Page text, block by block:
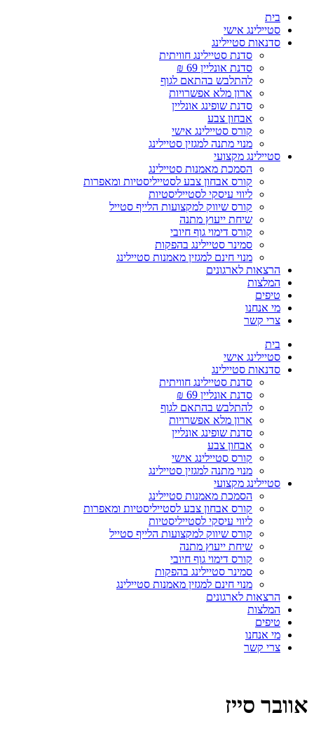
Skip
content
בית
סטיילינג אישי
סדנאות סטיילינג
סדנת סטיילינג חוויתית
סדנת אונליין 69 ₪
להתלבש בהתאם לגוף
ארון מלא אפשרויות
סדנת שופינג אונליין
אבחון צבע
קורס סטיילינג אישי
מנוי מתנה למגזין סטיילינג
סטיילינג מקצועי
הסמכת מאמנות סטיילינג
קורס אבחון צבע לסטייליסטיות ומאפרות
ליווי עיסקי לסטייליסטיות
קורס שיווק למקצועות הלייף סטייל
שיחת ייעוץ מתנה
קורס דימוי גוף חיובי
סמינר סטיילינג בהפקות
מנוי חינם למגזין מאמנות סטיילינג
הרצאות לארגונים
המלצות
טיפים
מי אנחנו
צרי קשר
בית
סטיילינג אישי
סדנאות סטיילינג
סדנת סטיילינג חוויתית
סדנת אונליין 69 ₪
להתלבש בהתאם לגוף
ארון מלא אפשרויות
סדנת שופינג אונליין
אבחון צבע
קורס סטיילינג אישי
מנוי מתנה למגזין סטיילינג
סטיילינג מקצועי
הסמכת מאמנות סטיילינג
קורס אבחון צבע לסטייליסטיות ומאפרות
ליווי עיסקי לסטייליסטיות
קורס שיווק למקצועות הלייף סטייל
שיחת ייעוץ מתנה
קורס דימוי גוף חיובי
סמינר סטיילינג בהפקות
מנוי חינם למגזין מאמנות סטיילינג
הרצאות לארגונים
המלצות
טיפים
מי אנחנו
צרי קשר
אוובר סייז